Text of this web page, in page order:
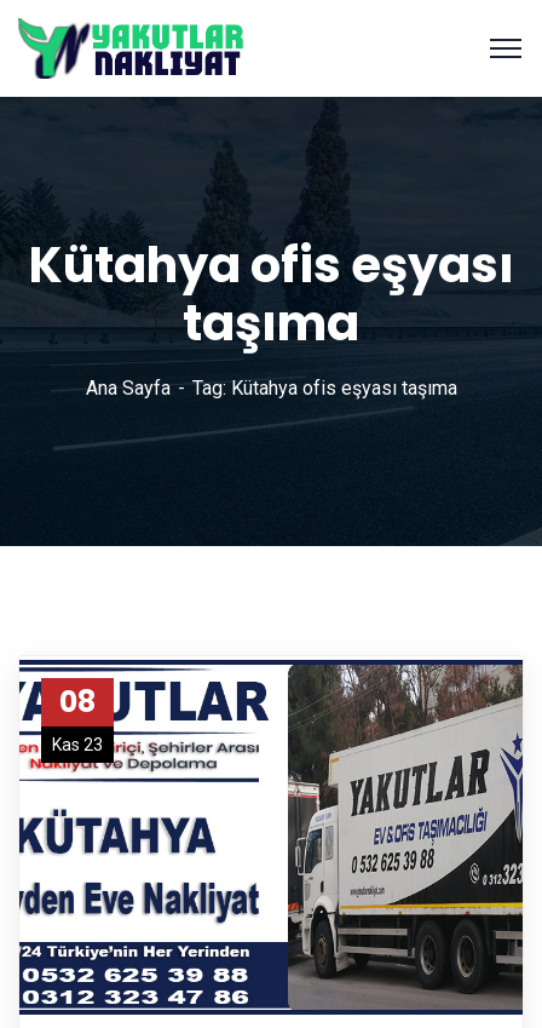
Kütahya ofis eşyası
taşıma
Ana Sayfa Tag: Kütahya ofis eşyası taşıma
08
Kas 23